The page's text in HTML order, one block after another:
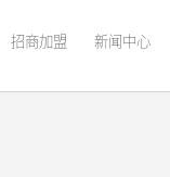
招商加盟 新闻中心